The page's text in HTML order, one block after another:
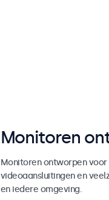
Monitoren
Monitoren ontworpen
videoaansluitingen en
en iedere omgeving.